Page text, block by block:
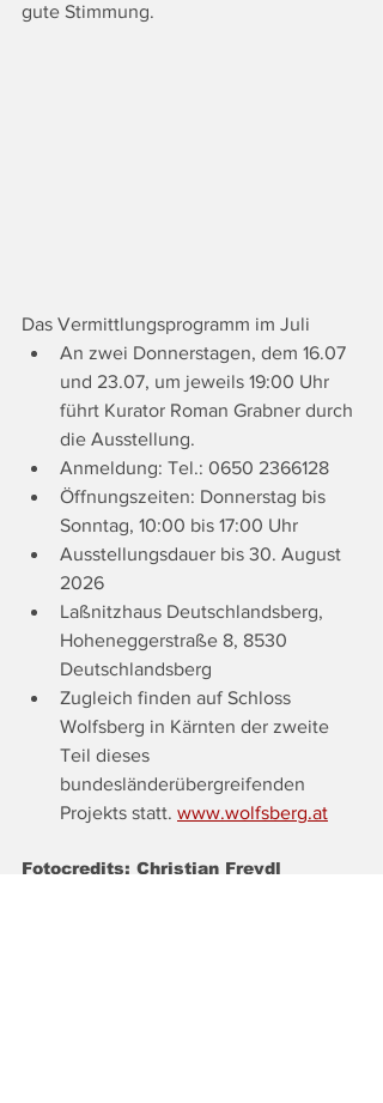
gute Stimmung.
Das Vermittlungsprogramm im Juli
An zwei Donnerstagen, dem 16.07
und 23.07, um jeweils 19:00 Uhr
führt Kurator Roman Grabner durch
die Ausstellung.
Anmeldung: Tel.: 0650 2366128
Öffnungszeiten: Donnerstag bis
Sonntag, 10:00 bis 17:00 Uhr
Ausstellungsdauer bis 30. August
2026
Laßnitzhaus Deutschlandsberg,
Hoheneggerstraße 8, 8530
Deutschlandsberg
Zugleich finden auf Schloss
Wolfsberg in Kärnten der zweite
Teil dieses
bundesländerübergreifenden
Projekts statt. www.wolfsberg.at
Fotocredits: Christian Freydl